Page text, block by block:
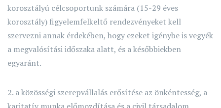
korosztályú célcsoportunk számára (15-29 éves
korosztály) figyelemfelkeltő rendezvényeket kell
szervezni annak érdekében, hogy ezeket igénybe is vegyék
a megvalósítási időszaka alatt, és a későbbiekben
egyaránt.
2. a közösségi szerepvállalás erősítése az önkéntesség, a
karitatív munka előmozdítása és a civil társadalom